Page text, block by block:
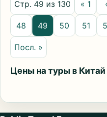
Стр. 49 из 130 « 1
48 49 50 51
Посл. »
Цены на туры в Китай